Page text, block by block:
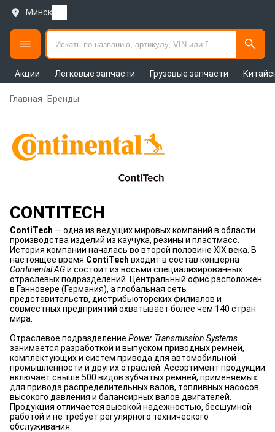
Минск
Акции Легковые запчасти Грузовые запчасти
Главная Бренды
CONTITECH
ContiTech — одна из ведущих мировых компаний в области
производства изделий из каучука, резины и пластмасс.
История компании началась во второй половине XIX века. В
настоящее время ContiTech входит в состав концерна
Continental AGи состоит из восьми специализированных
отраслевых подразделений. Центральный офис расположен
в Ганновере (Германия), а глобальная сеть
представительств, дистрибьюторских филиалов и
совместных предприятий охватывает более чем 140 стран
мира.
Отраслевое подразделение Power Transmission Systems
занимается разработкой и выпуском приводных ремней,
комплектующих и систем привода для автомобильной
промышленности и других отраслей. Ассортимент продукции
включает свыше 500 видов зубчатых ремней, применяемых
для привода распределительных валов, топливных насосов
высокого давления и балансирных валов двигателей.
Продукция отличается высокой надежностью, бесшумной
работой и не требует регулярного технического
обслуживания.